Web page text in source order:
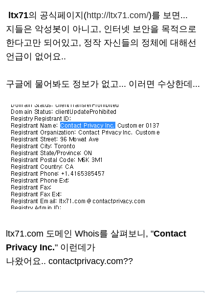
ltx71의 공식페이지(http://ltx71.com/)를 보면...
지들은 악성봇이 아니고, 인터넷 보안을 목적으로
한다고만 되어있고, 정작 자신들의 정체에 대해선
언급이 없어요..
구글에 물어봐도 정보가 없고... 이러면 수상한데...
ltx71.com 도메인 Whois를 살펴보니, "Contact
Privacy Inc." 이런데가
나왔어요.. contactprivacy.com??